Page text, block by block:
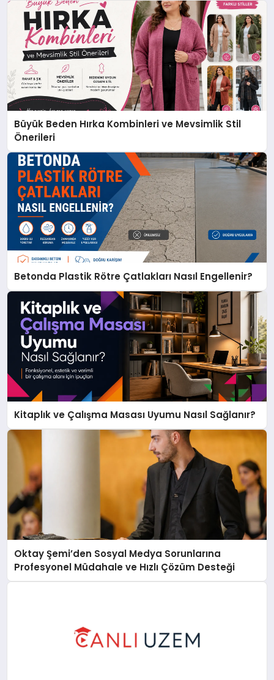
Büyük Beden Hırka Kombinleri ve Mevsimlik Stil
Önerileri
Betonda Plastik Rötre Çatlakları Nasıl Engellenir?
Kitaplık ve Çalışma Masası Uyumu Nasıl Sağlanır?
Oktay Şemi’den Sosyal Medya Sorunlarına
Profesyonel Müdahale ve Hızlı Çözüm Desteği